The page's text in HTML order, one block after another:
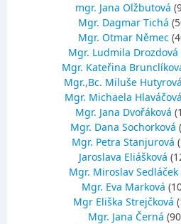
mgr. Jana Olžbutová
Mgr. Dagmar Tichá
Mgr. Otmar Němec
Mgr. Ludmila Drozdová
Mgr. Kateřina
Mgr.,Bc. Miluše Hutyrová
Mgr. Michaela Hlaváčová
Mgr. Jana Dvořáková
Mgr. Dana Sochorková
Mgr. Petra Stanjurová
Jaroslava Eliášková
Mgr. Miroslav Sedláček
Mgr. Eva Marková
Mgr Eliška Strejčková
Mgr. Jana Černá